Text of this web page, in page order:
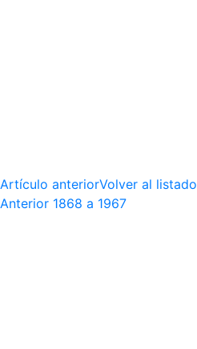
Artículo anteriorVolver al listado
Anterior 1868 a 1967